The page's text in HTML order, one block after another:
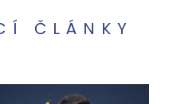
ČLÁNKY